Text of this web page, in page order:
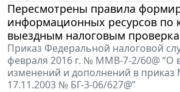
Пересмотрены правила
информационных ресурсов по
выездным налоговым
Приказ Федеральной налоговой
февраля 2016 г. № ММВ-7-2/60@ “О
изменений и дополнений в
17.11.2003 № БГ-3-06/627@”